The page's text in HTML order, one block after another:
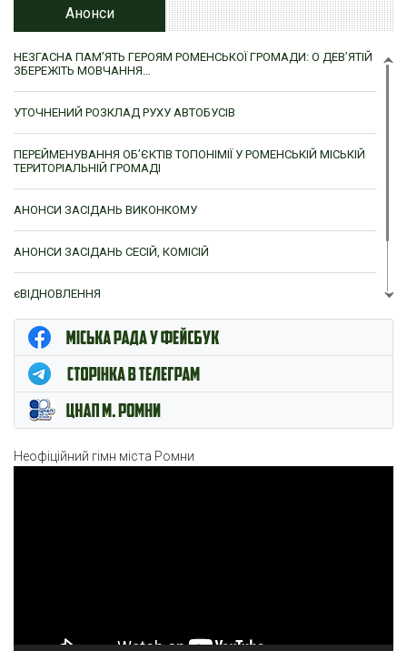
Анонси
НЕЗГАСНА ПАМ’ЯТЬ ГЕРОЯМ РОМЕНСЬКОЇ ГРОМАДИ: О ДЕВ’ЯТІЙ
ЗБЕРЕЖІТЬ МОВЧАННЯ…
УТОЧНЕНИЙ РОЗКЛАД РУХУ АВТОБУСІВ
ПЕРЕЙМЕНУВАННЯ ОБ’ЄКТІВ ТОПОНІМІЇ У РОМЕНСЬКІЙ МІСЬКІЙ
ТЕРИТОРІАЛЬНІЙ ГРОМАДІ
АНОНСИ ЗАСІДАНЬ ВИКОНКОМУ
АНОНСИ ЗАСІДАНЬ СЕСІЙ, КОМІСІЙ
єВІДНОВЛЕННЯ
ЦНАП м. Ромни
Неофіційний гімн міста Ромни